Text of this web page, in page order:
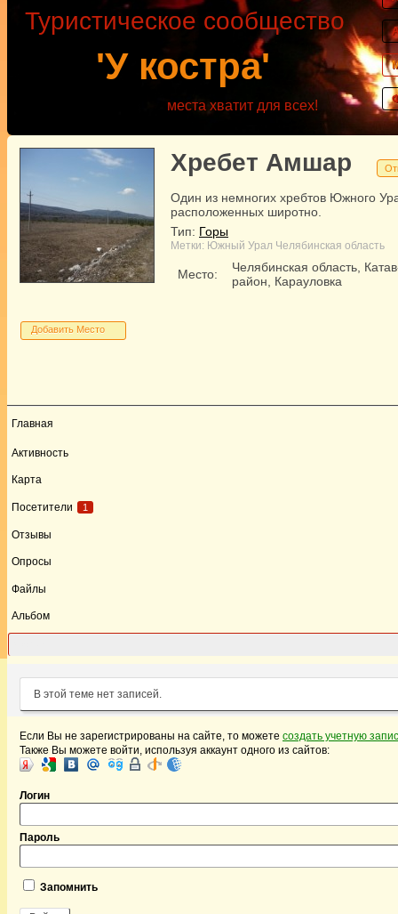
'У костра'
Туристическое сообщество
места хватит для всех!
Хребет Амшар
Один из немногих хребтов Южного
расположенных широтно.
Тип: Горы
Метки: Южный Урал Челябинская область
Место:
Челябинская область,
район, Карауловка
Добавить Место
Главная
Активность
Карта
Посетители 1
Отзывы
Опросы
Файлы
Альбом
В этой теме нет записей.
Если Вы не зарегистрированы на сайте, то можете создать учетную
Также Вы можете войти, используя аккаунт одного из сайтов:
Логин
Пароль
Запомнить